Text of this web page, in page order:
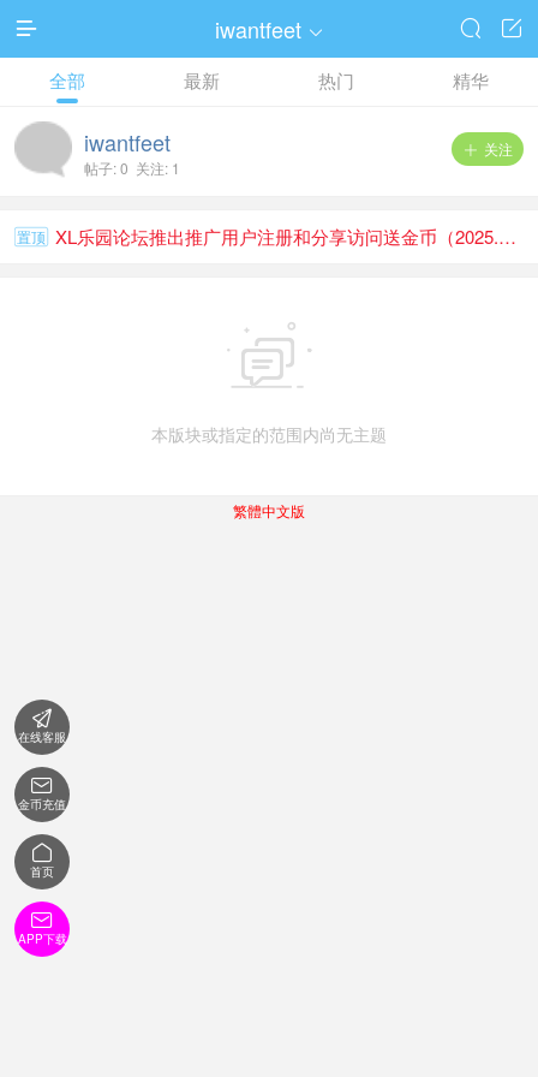
 iwantfeet  

全部 最新 热门 精华
 关注
iwantfeet
帖子: 0 关注: 1
置顶 XL乐园论坛推出推广用户注册和分享访问送金币（2025.1.1）

本版块或指定的范围内尚无主题
繁體中文版

在线客服

金币充值

首页

APP下载